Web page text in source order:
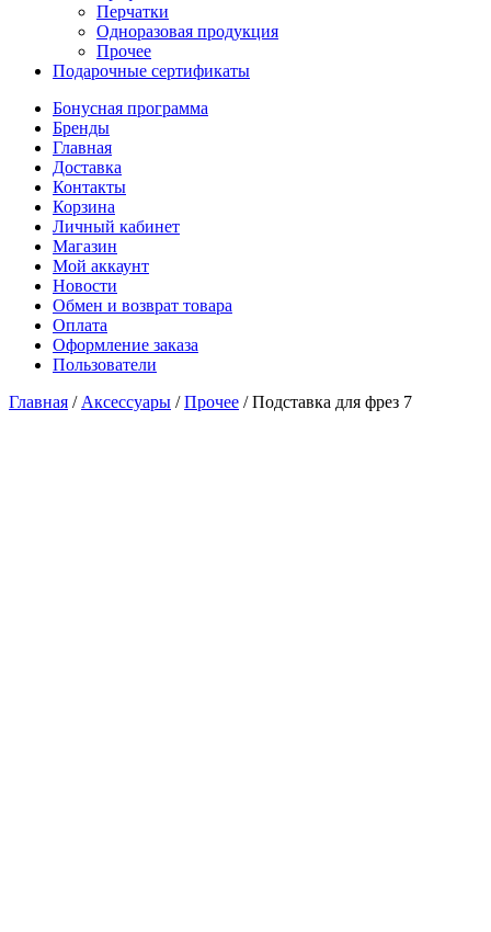
Перчатки
Одноразовая продукция
Прочее
Подарочные сертификаты
Бонусная программа
Бренды
Главная
Доставка
Контакты
Корзина
Личный кабинет
Магазин
Мой аккаунт
Новости
Обмен и возврат товара
Оплата
Оформление заказа
Пользователи
Главная / Аксессуары /Прочее /Подставка для фрез 7